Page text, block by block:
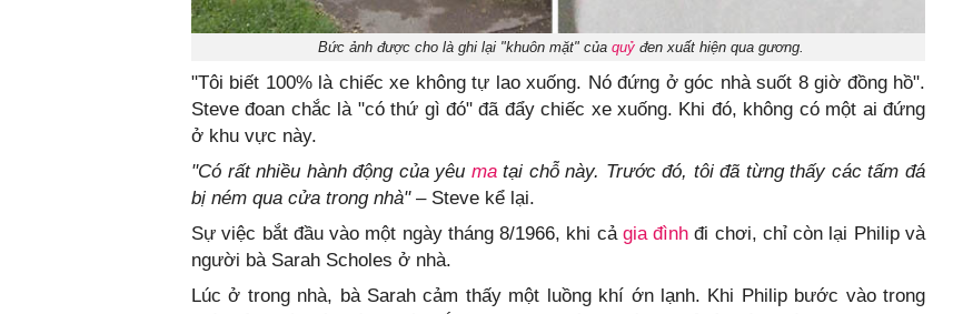
Bức ảnh được cho là ghi lại "khuôn mặt" của quỷđen xuất hiện qua gương.
"Tôi biết 100% là chiếc xe không tự lao xuống. Nó đứng ở góc nhà suốt 8 giờ đồng hồ".
Steve đoan chắc là "có thứ gì đó" đã đẩy chiếc xe xuống. Khi đó, không có một ai đứng
ở khu vực này.
"Có rất nhiều hành động của yêu matại chỗ này. Trước đó, tôi đã từng thấy các tấm đá
bị ném qua cửa trong nhà"– Steve kể lại.
Sự việc bắt đầu vào một ngày tháng 8/1966, khi cảgia đình đi chơi, chỉ còn lại Philip và
người bà Sarah Scholes ở nhà.
Lúc ở trong nhà, bà Sarah cảm thấy một luồng khí ớn lạnh. Khi Philip bước vào trong